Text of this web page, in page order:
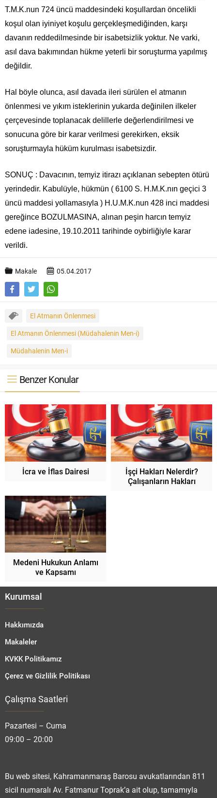
T.M.K.nun 724 üncü maddesindeki koşullardan öncelikli
koşul olan iyiniyet koşulu gerçekleşmediğinden, karşı
davanın reddedilmesinde bir isabetsizlik yoktur. Ne varki,
asıl dava bakımından hükme yeterli bir soruşturma yapılmış
değildir.
Hal böyle olunca, asıl davada ileri sürülen el atmanın
önlenmesi ve yıkım isteklerinin yukarda değinilen ilkeler
çerçevesinde toplanacak delillerle değerlendirilmesi ve
sonucuna göre bir karar verilmesi gerekirken, eksik
soruşturmayla hüküm kurulması isabetsizdir.
SONUÇ : Davacının, temyiz itirazı açıklanan sebepten ötürü
yerindedir. Kabulüyle, hükmün ( 6100 S. H.M.K.nın geçici 3
üncü maddesi yollamasıyla ) H.U.M.K.nun 428 inci maddesi
gereğince BOZULMASINA, alınan peşin harcın temyiz
edene iadesine, 19.10.2011 tarihinde oybirliğiyle karar
verildi.
Makale 05.04.2017
El Atmanın Önlenmesi
El Atmanın Önlenmesi (Müdahalenin Men-i)
Müdahalenin Men-i
Benzer Konular
İcra ve İflas Dairesi
İşçi Hakları Nelerdir?
Çalışanların Hakları
Medeni Hukukun Anlamı
ve Kapsamı
Kurumsal
Hakkımızda
Makaleler
KVKK Politikamız
Çerez ve Gizlilik Politikası
Çalışma Saatleri
Pazartesi – Cuma
09:00 – 20:00
Bu web sitesi, Kahramanmaraş Barosu avukatlarından 811
sicil numaralı Av. Fatmanur Toprak’a ait olup, tamamıyla
Cevap Yaz